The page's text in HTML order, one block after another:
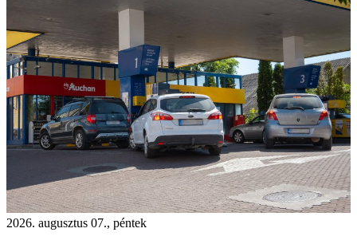
2026. augusztus 07., péntek